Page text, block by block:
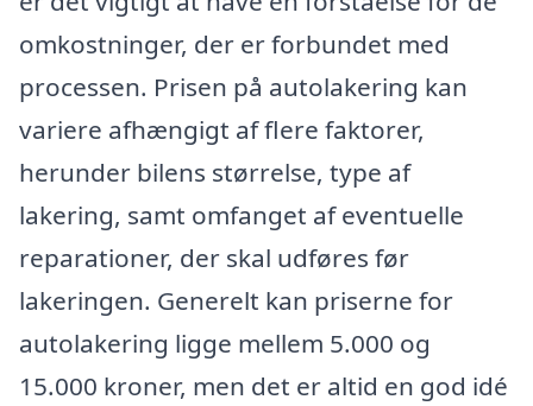
omkostninger, der er forbundet med
processen. Prisen på autolakering kan
variere afhængigt af flere faktorer,
herunder bilens størrelse, type af
lakering, samt omfanget af eventuelle
reparationer, der skal udføres før
lakeringen. Generelt kan priserne for
autolakering ligge mellem 5.000 og
15.000 kroner, men det er altid en god idé